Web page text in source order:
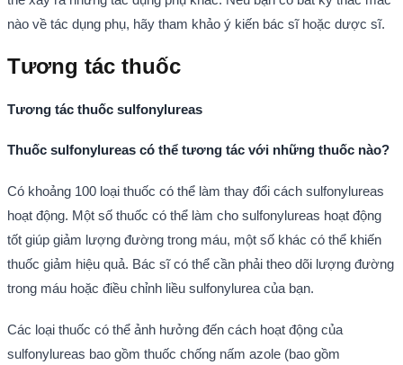
nào về tác dụng phụ, hãy tham khảo ý kiến bác sĩ hoặc dược sĩ.
Tương tác thuốc
Tương tác thuốc sulfonylureas
Thuốc sulfonylureas có thể tương tác với những thuốc nào?
Có khoảng 100 loại thuốc có thể làm thay đổi cách sulfonylureas
hoạt động. Một số thuốc có thể làm cho sulfonylureas hoạt động
tốt giúp giảm lượng đường trong máu, một số khác có thể khiến
thuốc giảm hiệu quả. Bác sĩ có thể cần phải theo dõi lượng đường
trong máu hoặc điều chỉnh liều sulfonylurea của bạn.
Các loại thuốc có thể ảnh hưởng đến cách hoạt động của
sulfonylureas bao gồm thuốc chống nấm azole (bao gồm